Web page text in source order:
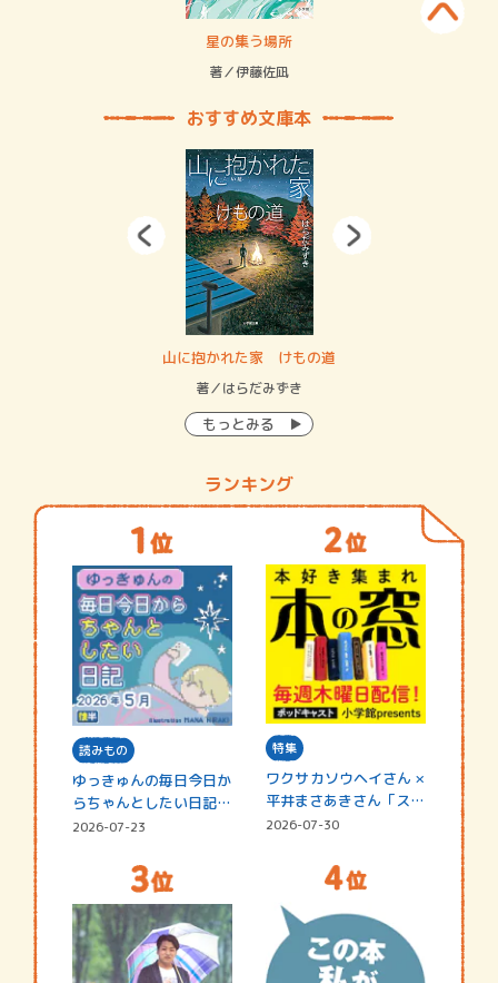
星の集う場所
著／伊藤佐凪
おすすめ文庫本
山に抱かれた家 けもの道
著／はらだみずき
もっとみる
ランキング
読みもの
ゆっきゅんの毎日今日か
らちゃんとしたい日記
☆202…
2026-07-23
特集
ワクサカソウヘイさん ×
平井まさあきさん「スペ
シャ…
2026-07-30